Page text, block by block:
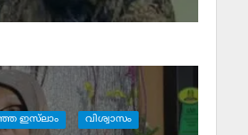
ഇസ്‌ലാം വിശ്വാസം